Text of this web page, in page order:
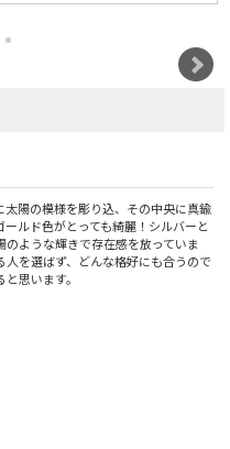
陽の模様を彫り込、その中央に真鍮
ルド色がとっても綺麗！シルバーと
ような輝きで存在感を放っていま
を選ばず、どんな格好にも合うので
思います。